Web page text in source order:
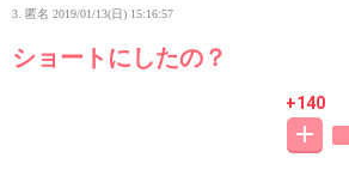
3. 匿名 2019/01/13(日) 15:16:57
ショートにしたの？
+140